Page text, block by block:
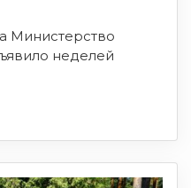
Министерство
неделей